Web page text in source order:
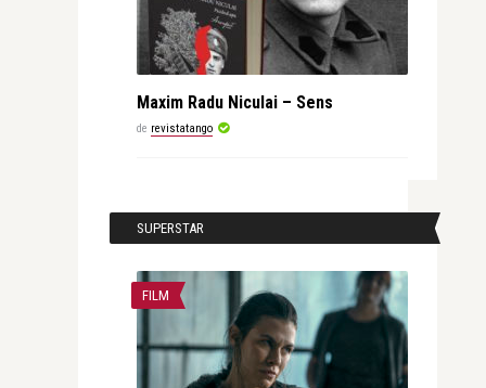
Maxim Radu Niculai – Sens
de revistatango
SUPERSTAR
FILM